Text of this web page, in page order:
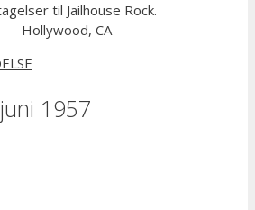
til Jailhouse Rock.
Hollywood, CA
1957